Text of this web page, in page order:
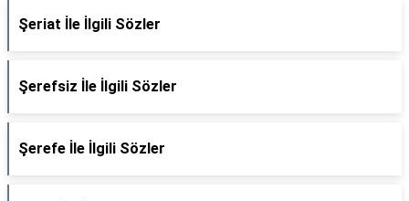
Şeriat İle İlgili Sözler
Şerefsiz İle İlgili Sözler
Şerefe İle İlgili Sözler